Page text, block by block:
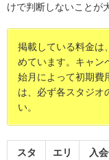
けで判断しないことが
掲載している料金は
めています。キャン
始月によって初期費
は、必ず各スタジオ
い。
スタ
エリ
入